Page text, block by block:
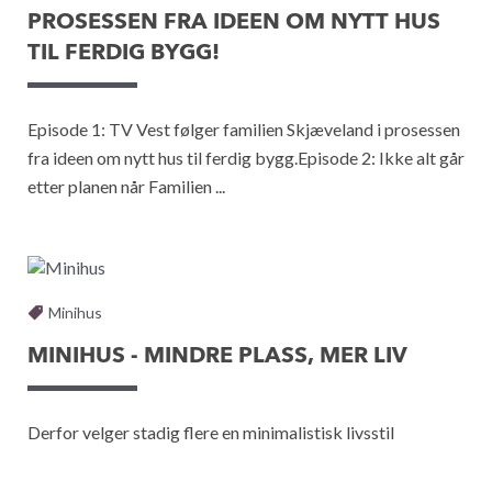
PROSESSEN FRA IDEEN OM NYTT HUS
TIL FERDIG BYGG!
Episode 1: TV Vest følger familien Skjæveland i prosessen
fra ideen om nytt hus til ferdig bygg.Episode 2: Ikke alt går
etter planen når Familien ...
Minihus
MINIHUS - MINDRE PLASS, MER LIV
Derfor velger stadig flere en minimalistisk livsstil